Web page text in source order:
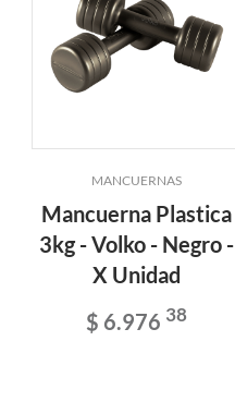
MANCUERNAS
Mancuerna Plastica
3kg - Volko - Negro -
X Unidad
$ 6.976 38